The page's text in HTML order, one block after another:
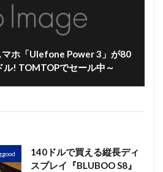
マホ「Ulefone Power 3」が80
ル! TOMTOPでセール中～
140ドルで買える縦長ディ
スプレイ『BLUBOO S8』